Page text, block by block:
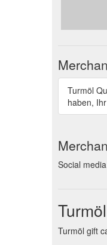
Turmöl
haben,
Social
Turmöl gift